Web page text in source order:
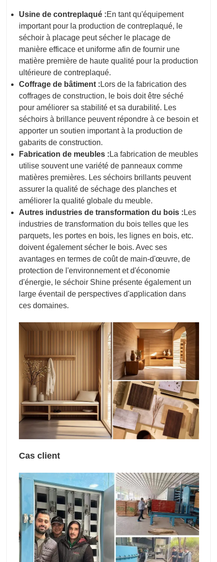
Usine de contreplaqué :En tant qu'équipement
important pour la production de contreplaqué, le
séchoir à placage peut sécher le placage de
manière efficace et uniforme afin de fournir une
matière première de haute qualité pour la production
ultérieure de contreplaqué.
Coffrage de bâtiment :Lors de la fabrication des
coffrages de construction, le bois doit être séché
pour améliorer sa stabilité et sa durabilité. Les
séchoirs à brillance peuvent répondre à ce besoin et
apporter un soutien important à la production de
gabarits de construction.
Fabrication de meubles :La fabrication de meubles
utilise souvent une variété de panneaux comme
matières premières. Les séchoirs brillants peuvent
assurer la qualité de séchage des planches et
améliorer la qualité globale du meuble.
Autres industries de transformation du bois :Les
industries de transformation du bois telles que les
parquets, les portes en bois, les lignes en bois, etc.
doivent également sécher le bois. Avec ses
avantages en termes de coût de main-d'œuvre, de
protection de l'environnement et d'économie
d'énergie, le séchoir Shine présente également un
large éventail de perspectives d'application dans
ces domaines.
Cas client